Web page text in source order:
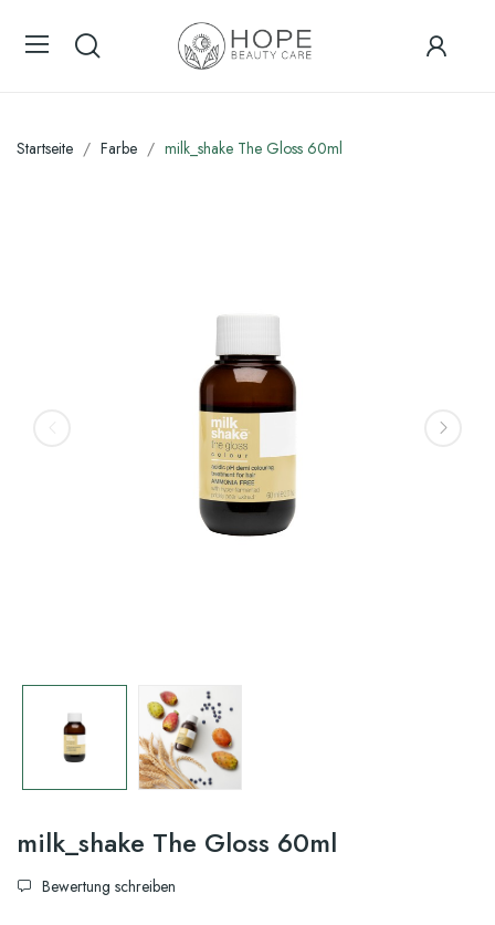
Startseite Farbe milk_shake The Gloss 60ml
milk_shake The Gloss 60ml
Bewertung schreiben